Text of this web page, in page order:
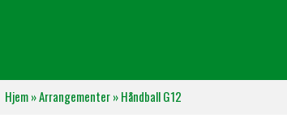
Hjem»Arrangementer»Håndball G12